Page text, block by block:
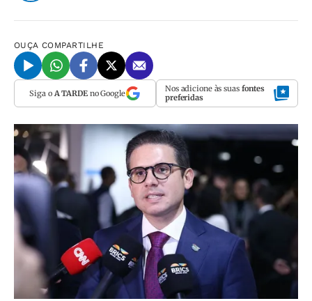
OUÇA COMPARTILHE
Siga o A TARDEno Google Nos adicione às suas fontes
preferidas